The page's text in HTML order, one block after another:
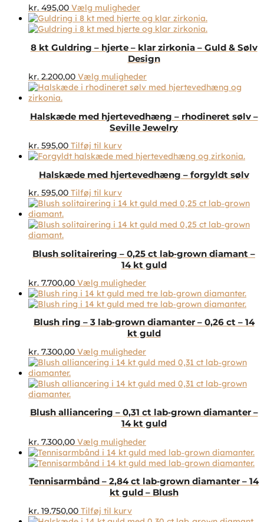
kr. 495,00 Vælg mulighederDette
vare
har
varianter.
Mulighederne
vælges
på
8 kt Guldring – hjerte – klar zirkonia – Guld & Sølv
Design
kr. 2.200,00 Vælg mulighederDette
vare
varianter.
Mulighederne
vælges
på
varesiden
Halskæde med hjertevedhæng – rhodineret sølv –
Seville Jewelry
kr. 595,00 Tilføj til kurv
Halskæde med hjertevedhæng – forgyldt sølv
kr. 595,00 Tilføj til kurv
Blush solitairering – 0,25 ct lab‑grown diamant –
14 kt guld
kr. 7.700,00 Vælg mulighederDette
vare
har
varianter.
Mulighederne
vælges
på
varesiden
Blush ring – 3 lab‑grown diamanter – 0,26 ct – 14
kt guld
kr. 7.300,00 Vælg mulighederDette
vare
flere
kan
vælges
varesiden
Blush alliancering – 0,31 ct lab‑grown diamanter –
14 kt guld
kr. 7.300,00 Vælg mulighederDette
vare
har
varianter.
Mulighederne
Tennisarmbånd – 2,84 ct lab‑grown diamanter – 14
kt guld – Blush
kr. 19.750,00 Tilføj til kurv